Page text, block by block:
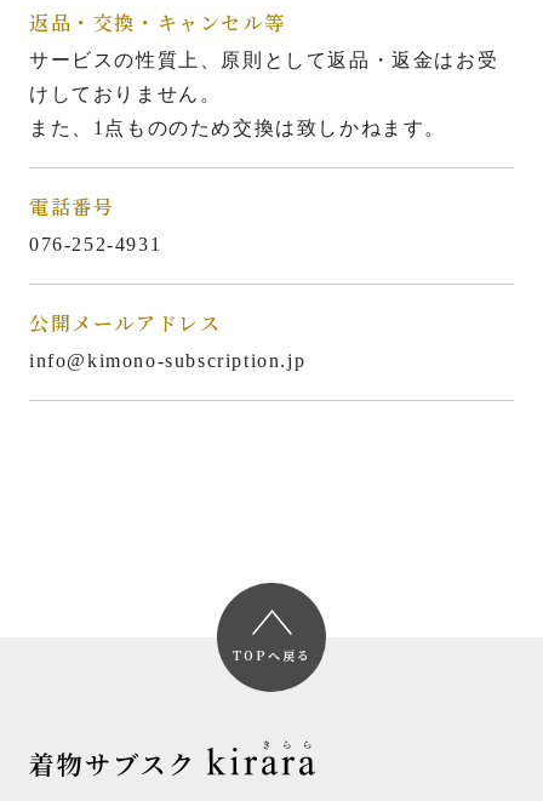
返品・交換・キャンセル等
サービスの性質上、原則として返品・返金はお受
けしておりません。
また、1点もののため交換は致しかねます。
電話番号
076-252-4931
公開メールアドレス
info@kimono-subscription.jp
TOPへ戻る